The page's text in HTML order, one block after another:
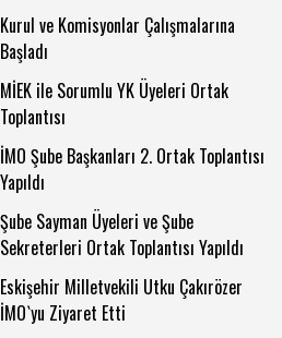
Kurul ve Komisyonlar Çalışmalarına
Başladı
MİEK ile Sorumlu YK Üyeleri Ortak
Toplantısı
İMO Şube Başkanları 2. Ortak Toplantısı
Yapıldı
Şube Sayman Üyeleri ve Şube
Sekreterleri Ortak Toplantısı Yapıldı
Eskişehir Milletvekili Utku Çakırözer
İMO`yu Ziyaret Etti